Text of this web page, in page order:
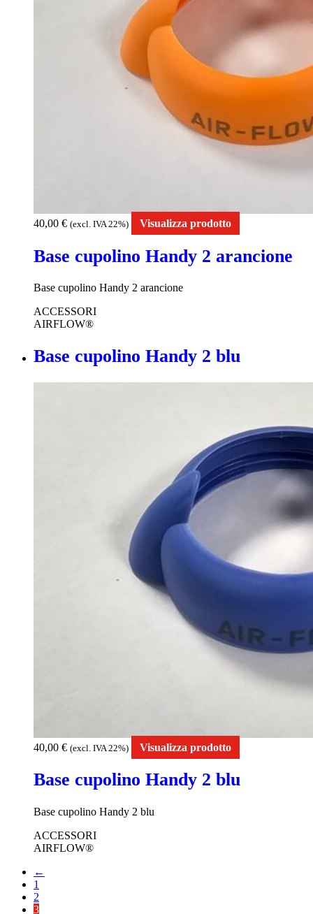
40,00 € (excl. IVA 22%) Visualizza prodotto
Base cupolino Handy 2 arancione
Base cupolino Handy 2 arancione
ACCESSORI
AIRFLOW®
Base cupolino Handy 2 blu
40,00 € (excl. IVA 22%) Visualizza prodotto
Base cupolino Handy 2 blu
Base cupolino Handy 2 blu
ACCESSORI
AIRFLOW®
←
1
2
3